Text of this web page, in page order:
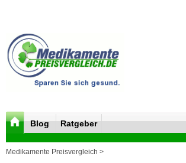
Blog Ratgeber
Medikamente Preisvergleich >